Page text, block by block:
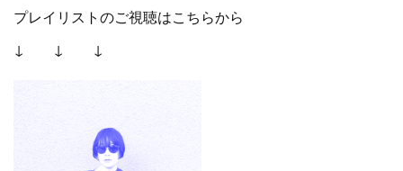
プレイリストのご視聴はこちらから
↓ ↓ ↓